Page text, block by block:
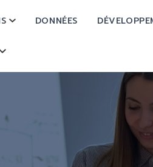
SHOW SUBMENU FOR
DONNÉES
SUBMENU FOR À PROPOS